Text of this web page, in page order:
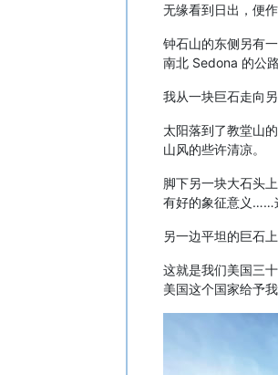
无缘看到日出，便作
钟石山的东侧另有
南北 Sedona 的公
我从一块巨石走向
太阳落到了教堂山
山风的些许清凉。
脚下另一块大石头
有好的象征意义……
另一边平坦的巨石
这就是我们美国三
美国这个国家给予